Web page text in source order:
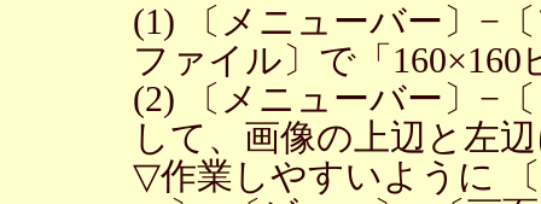
(1) 〔メニューバー〕−
ファイル〕で「
(2) 〔メニューバー〕−
して、画像の上辺と左
▽作業しやすいように